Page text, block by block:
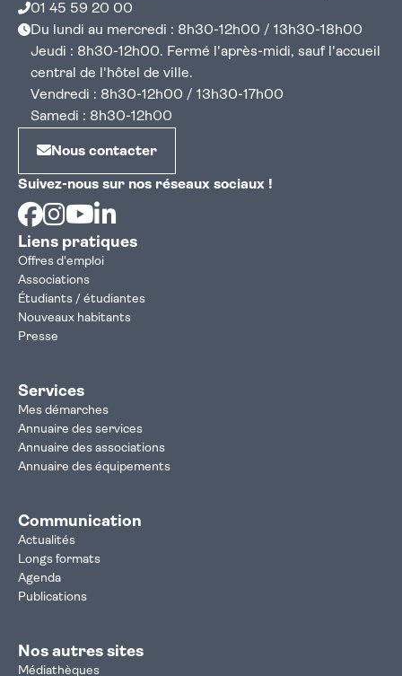
01 45 59 20 00
Du lundi au mercredi : 8h30-12h00 / 13h30-18h00
Jeudi : 8h30-12h00. Fermé l'après-midi, sauf l'accueil
central de l'hôtel de ville.
Vendredi : 8h30-12h00 / 13h30-17h00
Samedi : 8h30-12h00
Nous contacter
Suivez-nous sur nos réseaux sociaux !
Facebook
Instagram
Youtube
Liens pratiques
Offres d'emploi
Associations
Étudiants / étudiantes
Nouveaux habitants
Presse
Services
Mes démarches
Annuaire des services
Annuaire des associations
Annuaire des équipements
Communication
Actualités
Longs formats
Agenda
Publications
Nos autres sites
Médiathèques